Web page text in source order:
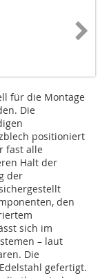
für die Montage
Die
positioniert
fast alle
Halt der
der
den
sich im
– laut
Die
gefertigt.